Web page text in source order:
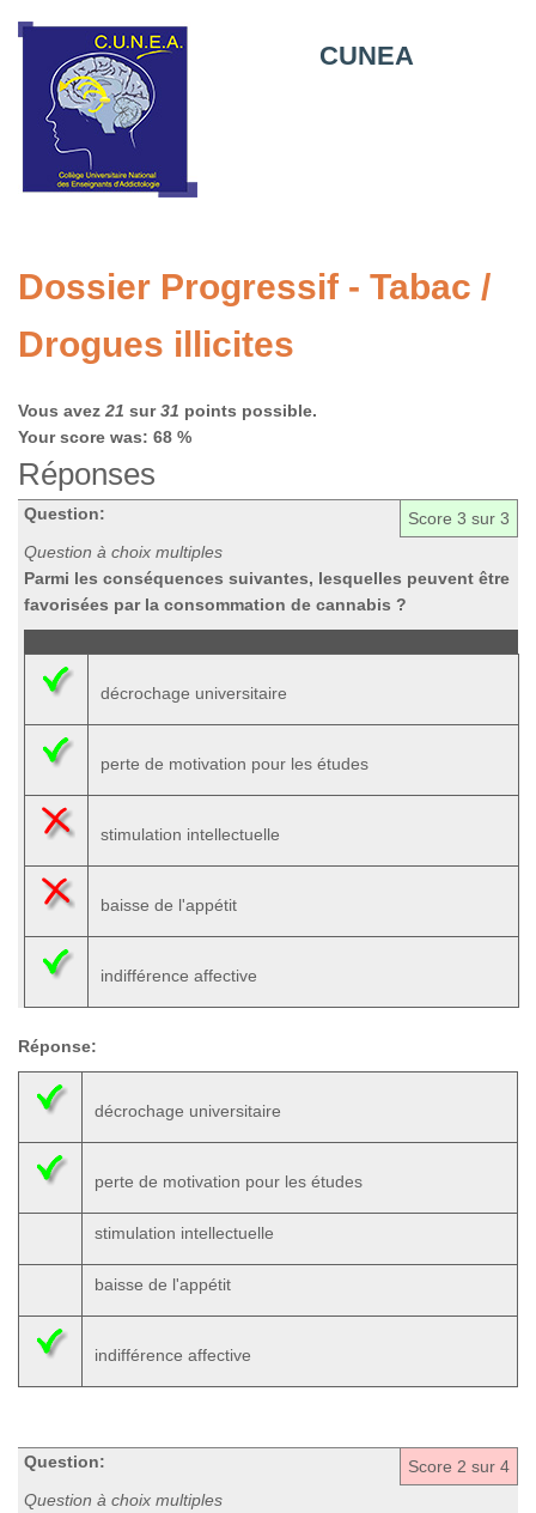
CUNEA
Dossier Progressif - Tabac /
Drogues illicites
Vous avez 21 sur31 points possible.
Your score was: 68 %
Réponses
Score 3 sur 3
Question:
Question à choix multiples
Parmi les conséquences suivantes, lesquelles peuvent être
favorisées par la consommation de cannabis ?
décrochage universitaire
perte de motivation pour les études
stimulation intellectuelle
baisse de l'appétit
indifférence affective
Réponse:
décrochage universitaire
perte de motivation pour les études
stimulation intellectuelle
baisse de l'appétit
indifférence affective
Score 2 sur 4
Question:
Question à choix multiples